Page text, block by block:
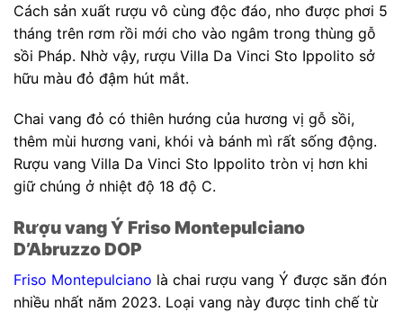
Cách sản xuất rượu vô cùng độc đáo, nho được phơi 5
tháng trên rơm rồi mới cho vào ngâm trong thùng gỗ
sồi Pháp. Nhờ vậy, rượu Villa Da Vinci Sto Ippolito sở
hữu màu đỏ đậm hút mắt.
Chai vang đỏ có thiên hướng của hương vị gỗ sồi,
thêm mùi hương vani, khói và bánh mì rất sống động.
Rượu vang Villa Da Vinci Sto Ippolito tròn vị hơn khi
giữ chúng ở nhiệt độ 18 độ C.
Rượu vang Ý Friso Montepulciano
D’Abruzzo DOP
Friso Montepulciano là chai rượu vang Ý được săn đón
nhiều nhất năm 2023. Loại vang này được tinh chế từ